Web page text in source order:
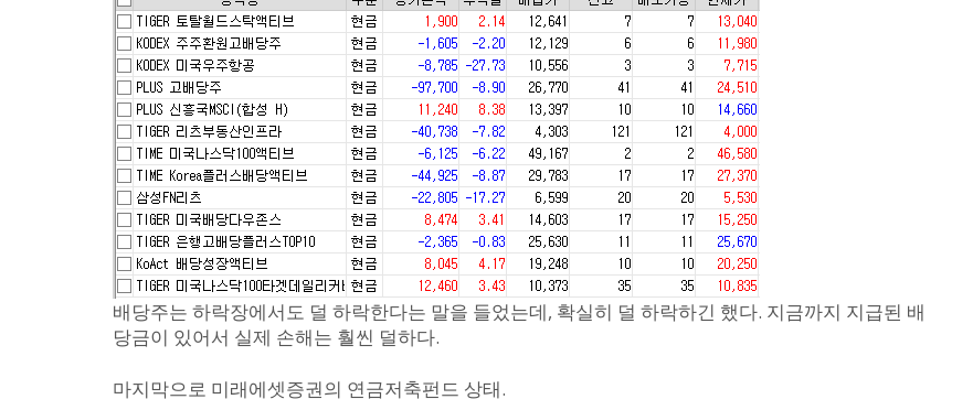
배당주는 하락장에서도 덜 하락한다는 말을 들었는데, 확실히 덜 하락하긴 했다. 지금까지 지급된 배
당금이 있어서 실제 손해는 훨씬 덜하다.
마지막으로 미래에셋증권의 연금저축펀드 상태.